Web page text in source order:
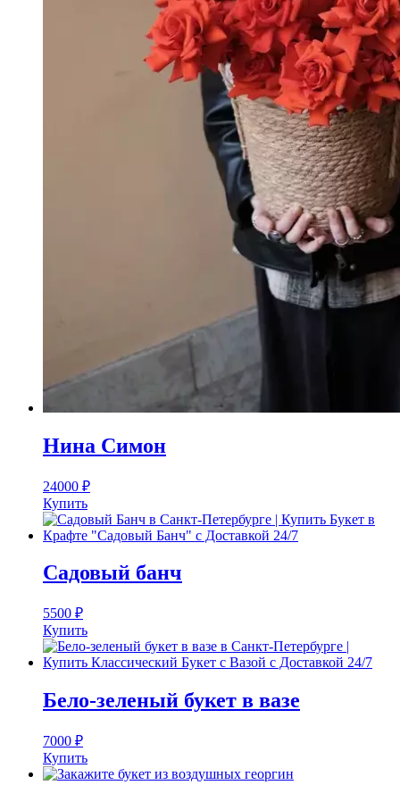
Нина Симон
24000 ₽
Купить
Садовый банч
5500 ₽
Купить
Бело-зеленый букет в вазе
7000 ₽
Купить